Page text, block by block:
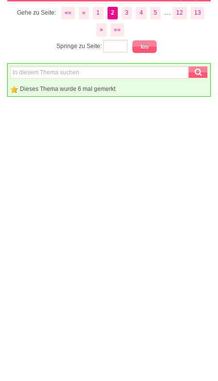
Gehe zu Seite: «« « 1 2 3 4 5 ... 12 13
» »»
Springe zu Seite:
Dieses Thema wurde 6 mal gemerkt